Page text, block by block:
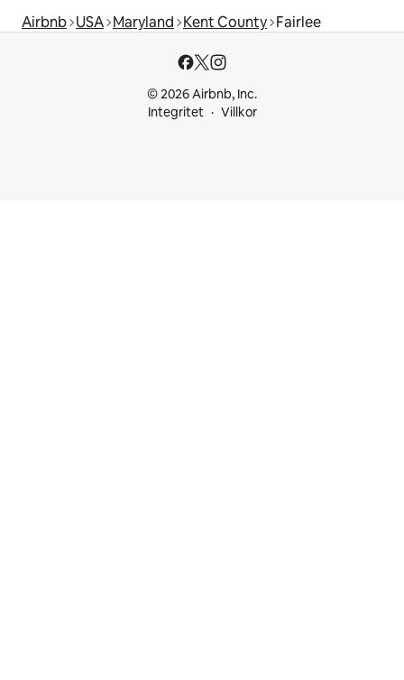
Airbnb USA Maryland Kent County Fairlee
© 2026 Airbnb, Inc.
Integritet
Villkor